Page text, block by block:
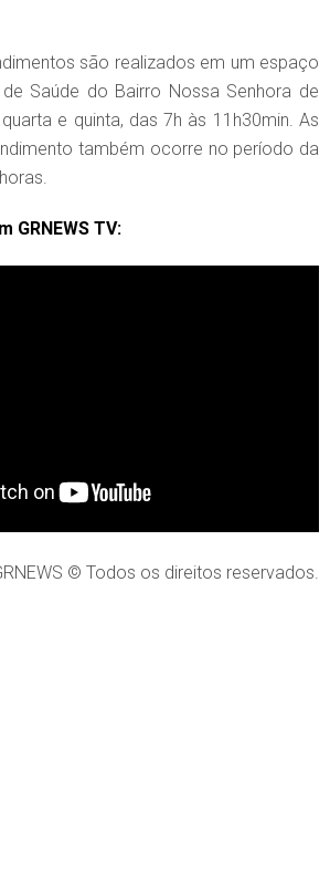
são realizados em um espaço
Saúde do Bairro Nossa Senhora de
e quinta, das 7h às 11h30min. As
também ocorre no período da
GRNEWS TV:
© Todos os direitos reservados.